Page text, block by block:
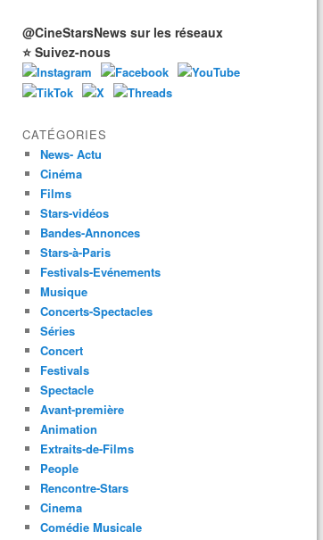
@CineStarsNews sur les réseaux
⭐ Suivez-nous
CATÉGORIES
News- Actu
Cinéma
Films
Stars-vidéos
Bandes-Annonces
Stars-à-Paris
Festivals-Evénements
Musique
Concerts-Spectacles
Séries
Concert
Festivals
Spectacle
Avant-première
Animation
Extraits-de-Films
People
Rencontre-Stars
Cinema
Comédie Musicale